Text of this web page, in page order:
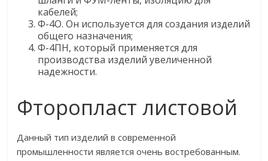
кабелей;
Ф-4О. Он используется для создания изделий
общего назначения;
Ф-4ПН, который применяется для
производства изделий увеличенной
надежности.
Фторопласт листовой
Данный тип изделий в современной
промышленности является очень востребованным.